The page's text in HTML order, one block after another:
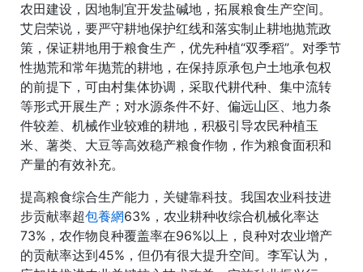
农田建设，因地制宜开发盐碱地，拓展粮食生产空间。
艾启荣说，要严守耕地保护红线和落实制止耕地抛荒政
策，保证耕地用于粮食生产，优先种植“双季稻”。对季节
性抛荒和常年抛荒的耕地，在保持原承包户土地承包权
的前提下，可由村集体协调，采取代耕代种、集中流转
等形式开展生产；对水源条件不好、偏远山区、地力条
件较差、机械作业较难的耕地，积极引导农民种植玉
米、薯类、大豆等高效稳产粮食作物，作为粮食面积和
产量的有效补充。
提高粮食综合生产能力，关键靠科技。我国农业科技进
步贡献率超包養網63%，农业耕种收综合机械化率达
73%，农作物良种覆盖率在96%以上，良种对农业增产
的贡献率达到45%，但仍有很大提升空间。李军认为，